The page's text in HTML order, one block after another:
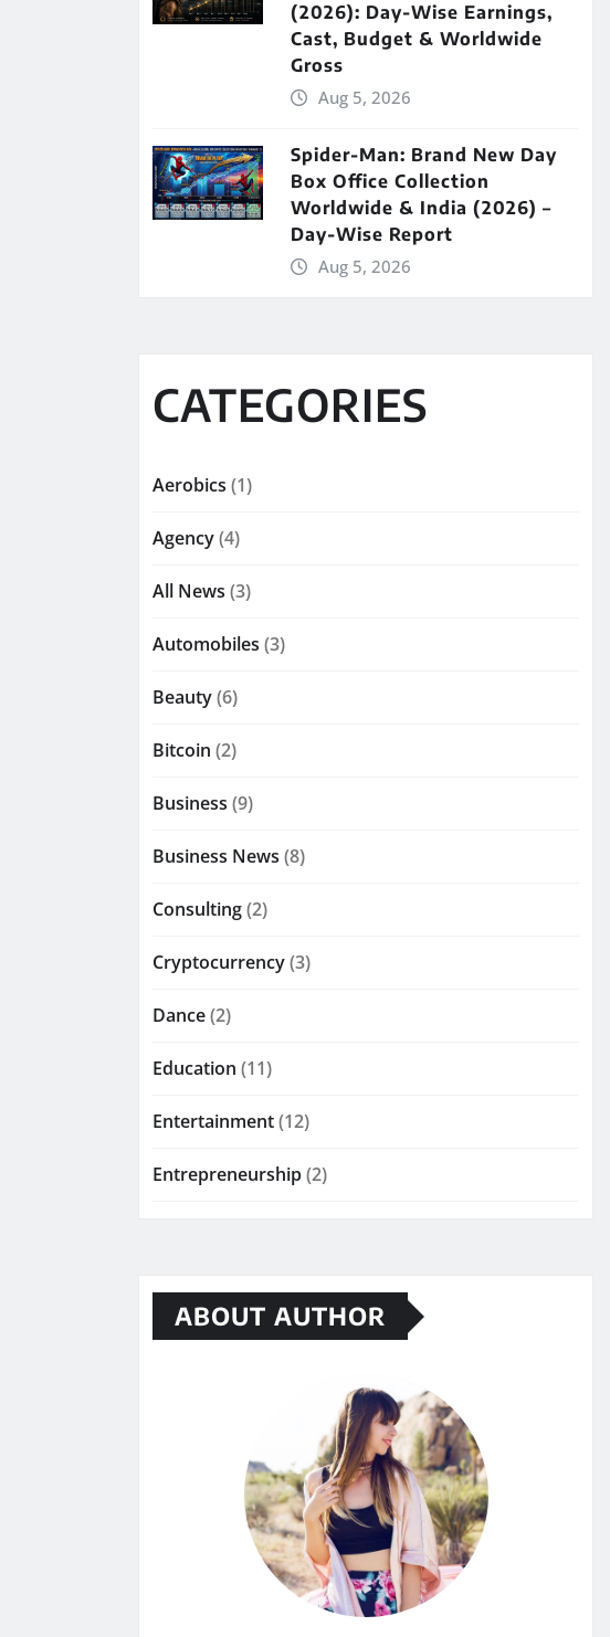
(2026): Day-Wise Earnings,
Cast, Budget & Worldwide
Gross
Aug 5, 2026
Spider-Man: Brand New Day
Box Office Collection
Worldwide & India (2026) –
Day-Wise Report
Aug 5, 2026
CATEGORIES
Aerobics (1)
Agency(4)
All News (3)
Automobiles (3)
Beauty(6)
Bitcoin (2)
Business (9)
Business News (8)
Consulting(2)
Cryptocurrency(3)
Dance(2)
Education (11)
Entertainment(12)
Entrepreneurship(2)
ABOUT AUTHOR